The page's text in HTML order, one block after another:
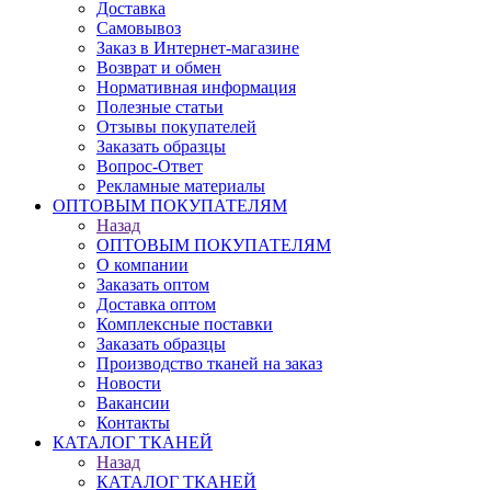
Доставка
Самовывоз
Заказ в Интернет-магазине
Возврат и обмен
Нормативная информация
Полезные статьи
Отзывы покупателей
Заказать образцы
Вопрос-Ответ
Рекламные материалы
ОПТОВЫМ ПОКУПАТЕЛЯМ
Назад
ОПТОВЫМ ПОКУПАТЕЛЯМ
О компании
Заказать оптом
Доставка оптом
Комплексные поставки
Заказать образцы
Производство тканей на заказ
Новости
Вакансии
Контакты
КАТАЛОГ ТКАНЕЙ
Назад
КАТАЛОГ ТКАНЕЙ